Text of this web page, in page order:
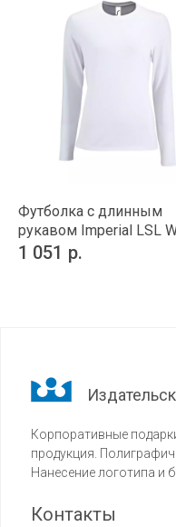
Футболка с длинным
рукавом Imperial LSL
1 051 р.
Корпоративные
продукция.
Нанесение логотипа и
Контакты